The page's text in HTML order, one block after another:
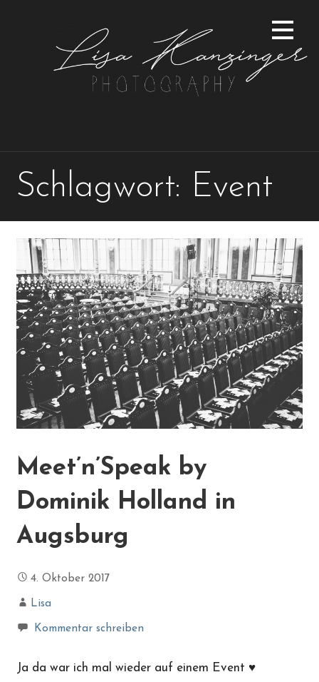
Schlagwort: Event
Meet’n’Speak by
Dominik Holland in
Augsburg
4. Oktober 2017
Lisa
Kommentar schreiben
Ja da war ich mal wieder auf einem Event ♥